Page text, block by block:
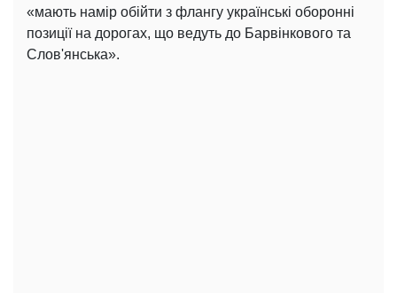
«мають намір обійти з флангу українські оборонні
позиції на дорогах, що ведуть до Барвінкового та
Слов'янська».